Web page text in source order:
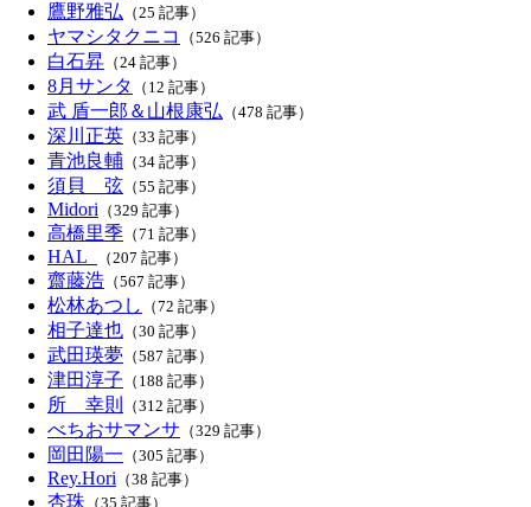
鷹野雅弘 （25 記事）
ヤマシタクニコ （526 記事）
白石昇 （24 記事）
8月サンタ （12 記事）
武 盾一郎＆山根康弘 （478 記事）
深川正英 （33 記事）
青池良輔 （34 記事）
須貝 弦 （55 記事）
Midori （329 記事）
高橋里季 （71 記事）
HAL_ （207 記事）
齋藤浩 （567 記事）
松林あつし （72 記事）
相子達也 （30 記事）
武田瑛夢 （587 記事）
津田淳子 （188 記事）
所 幸則 （312 記事）
べちおサマンサ （329 記事）
岡田陽一 （305 記事）
Rey.Hori （38 記事）
杏珠 （35 記事）